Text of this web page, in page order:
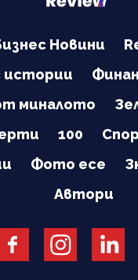
Новини
истории
миналото
100
Фото есе
Автори